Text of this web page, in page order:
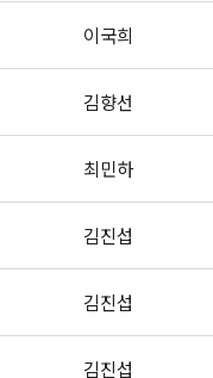
이국희
김향선
최민하
김진섭
김진섭
김진섭